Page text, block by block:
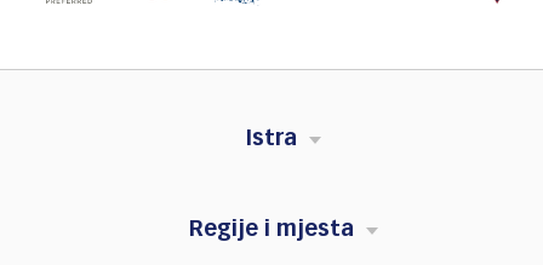
Istra
Regije i mjesta